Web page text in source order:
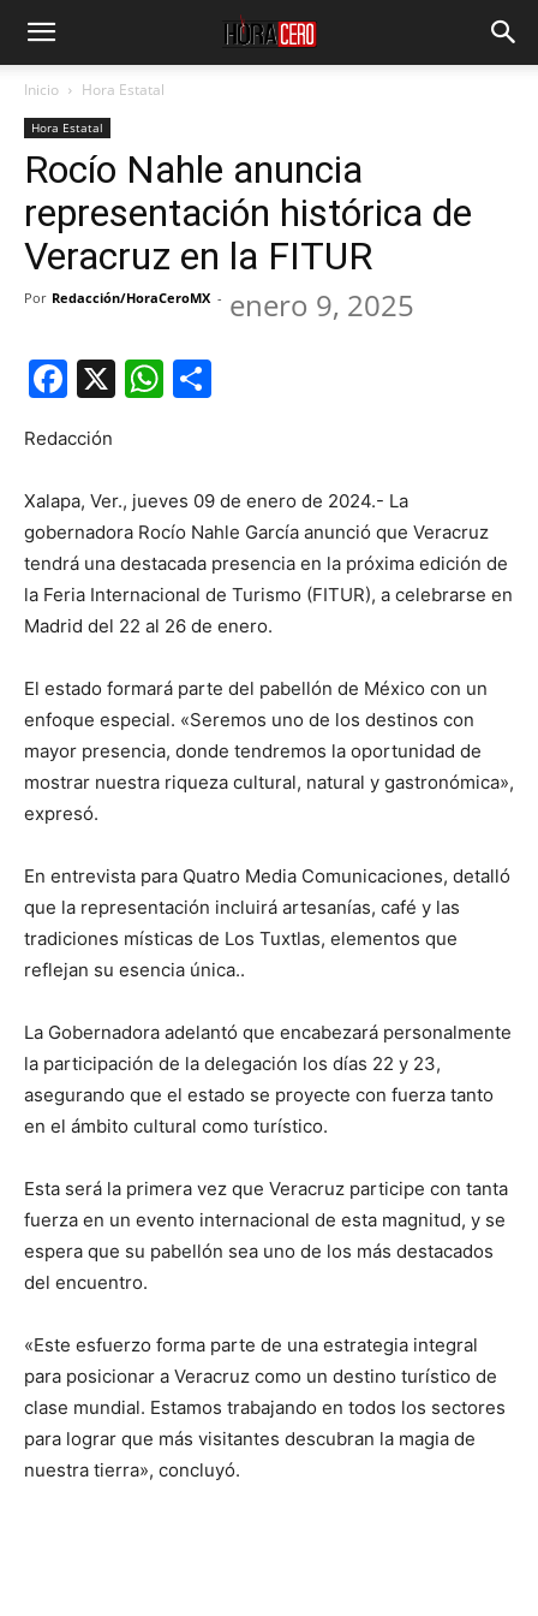
Inicio Hora Estatal
Hora Estatal
Rocío Nahle anuncia
representación histórica de
Veracruz en la FITUR
Por Redacción/HoraCeroMX - enero 9, 2025
Facebook
X WhatsApp
Redacción
Xalapa, Ver., jueves 09 de enero de 2024.- La
gobernadora Rocío Nahle García anunció que Veracruz
tendrá una destacada presencia en la próxima edición de
la Feria Internacional de Turismo (FITUR), a celebrarse en
Madrid del 22 al 26 de enero.
El estado formará parte del pabellón de México con un
enfoque especial. «Seremos uno de los destinos con
mayor presencia, donde tendremos la oportunidad de
mostrar nuestra riqueza cultural, natural y gastronómica»,
expresó.
En entrevista para Quatro Media Comunicaciones, detalló
que la representación incluirá artesanías, café y las
tradiciones místicas de Los Tuxtlas, elementos que
reflejan su esencia única..
La Gobernadora adelantó que encabezará personalmente
la participación de la delegación los días 22 y 23,
asegurando que el estado se proyecte con fuerza tanto
en el ámbito cultural como turístico.
Esta será la primera vez que Veracruz participe con tanta
fuerza en un evento internacional de esta magnitud, y se
espera que su pabellón sea uno de los más destacados
del encuentro.
«Este esfuerzo forma parte de una estrategia integral
para posicionar a Veracruz como un destino turístico de
clase mundial. Estamos trabajando en todos los sectores
para lograr que más visitantes descubran la magia de
nuestra tierra», concluyó.